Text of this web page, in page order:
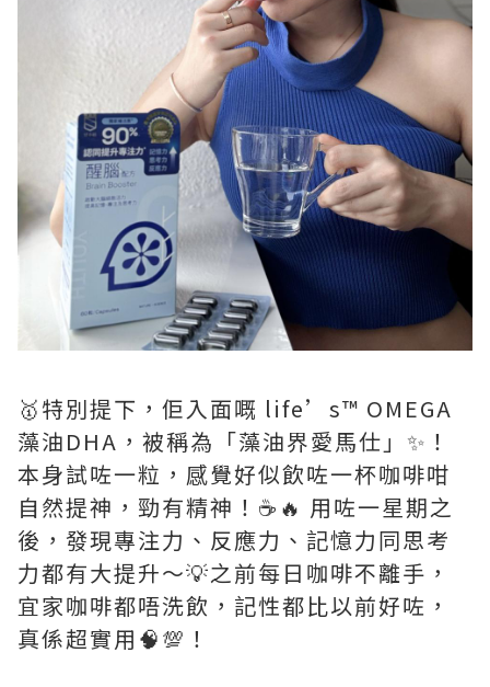
🥇特別提下，佢入面嘅 life’s™️ OMEGA
藻油DHA，被稱為「藻油界愛馬仕」✨！
本身試咗一粒，感覺好似飲咗一杯咖啡咁
自然提神，勁有精神！☕🔥 用咗一星期之
後，發現專注力、反應力、記憶力同思考
力都有大提升～💡之前每日咖啡不離手，
宜家咖啡都唔洗飲，記性都比以前好咗，
真係超實用🧠💯！